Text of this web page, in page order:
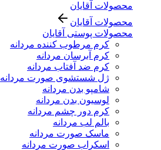
محصولات آقایان
محصولات آقایان
محصولات پوستی آقایان
کرم مرطوب کننده مردانه
کرم آبرسان مردانه
کرم ضد آفتاب مردانه
ژل شستشوی صورت مردانه
شامپو بدن مردانه
لوسیون بدن مردانه
کرم دور چشم مردانه
بالم لب مردانه
ماسک صورت مردانه
اسکراب صورت مردانه